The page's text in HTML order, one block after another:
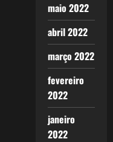
maio 2022
abril 2022
março 2022
fevereiro
2022
janeiro
2022